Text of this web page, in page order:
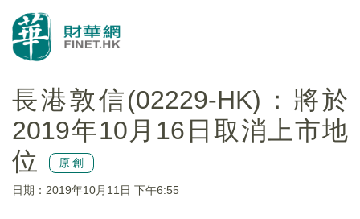
長港敦信(02229-HK)：將於
2019年10月16日取消上市地
位
原創
日期：2019年10月11日 下午6:55